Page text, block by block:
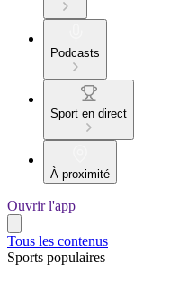
Podcasts
Sport en direct
À proximité
Ouvrir l'app
Tous les contenus
Sports populaires